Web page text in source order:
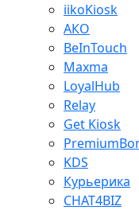
iikoKiosk
АКО
BeInTouch
Maxma
LoyalHub
Relay
Get Kiosk
KDS
Курьерика
CHAT4BIZ